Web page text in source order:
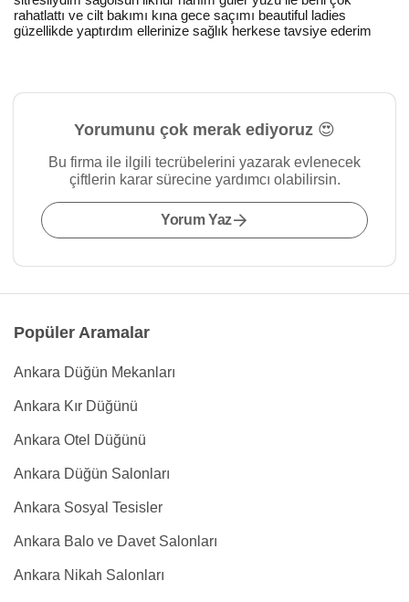
rahatlattı ve cilt bakımı kına gece saçımı beautiful ladies
güzellikde yaptırdım ellerinize sağlık herkese tavsiye ederim
Yorumunu çok merak ediyoruz 😍
Bu firma ile ilgili tecrübelerini yazarak evlenecek
çiftlerin karar sürecine yardımcı olabilirsin.
Yorum Yaz
Popüler Aramalar
Ankara Düğün Mekanları
Ankara Kır Düğünü
Ankara Otel Düğünü
Ankara Düğün Salonları
Ankara Sosyal Tesisler
Ankara Balo ve Davet Salonları
Ankara Nikah Salonları